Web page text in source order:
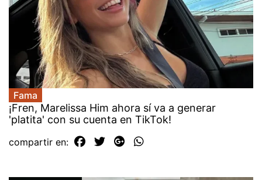
Fama
¡Fren, Marelissa Him ahora sí va a generar
'platita' con su cuenta en TikTok!
compartir en: